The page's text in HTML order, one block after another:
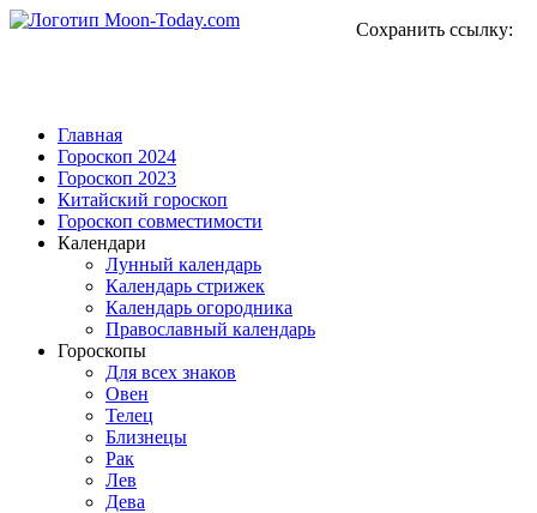
Сохранить ссылку:
Главная
Гороскоп 2024
Гороскоп 2023
Китайский гороскоп
Гороскоп совместимости
Календари
Лунный календарь
Календарь стрижек
Календарь огородника
Православный календарь
Гороскопы
Для всех знаков
Овен
Телец
Близнецы
Рак
Лев
Дева